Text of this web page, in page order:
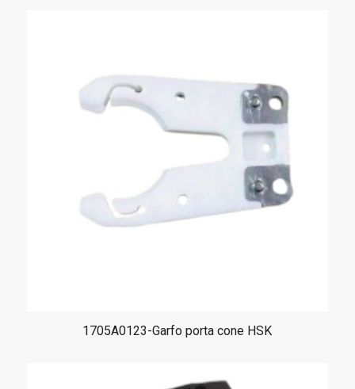
1705A0123-Garfo porta cone HSK